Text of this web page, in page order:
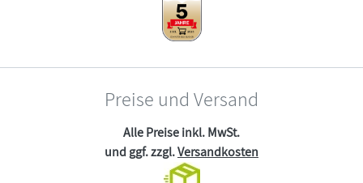
Preise und Versand
Alle Preise inkl. MwSt.
und ggf. zzgl.Versandkosten